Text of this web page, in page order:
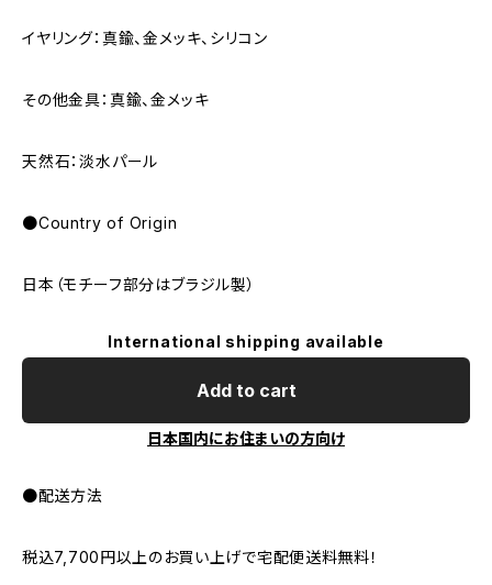
イヤリング：真鍮、金メッキ、シリコン
その他金具：真鍮、金メッキ
天然石：淡水パール
●Country of Origin
日本（モチーフ部分はブラジル製）
International shipping available
Add to cart
日本国内にお住まいの方向け
●配送方法
税込7,700円以上のお買い上げで宅配便送料無料！